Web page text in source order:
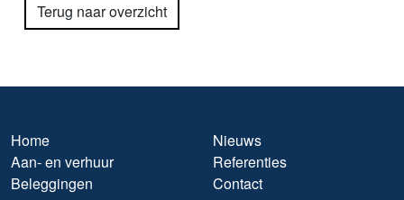
Terug naar overzicht
Home
Aan- en verhuur
Beleggingen
Nieuws
Referenties
Contact